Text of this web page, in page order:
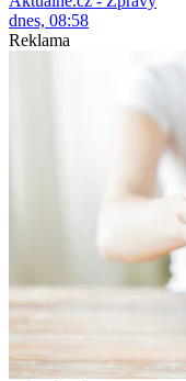
dnes, 08:58
Reklama